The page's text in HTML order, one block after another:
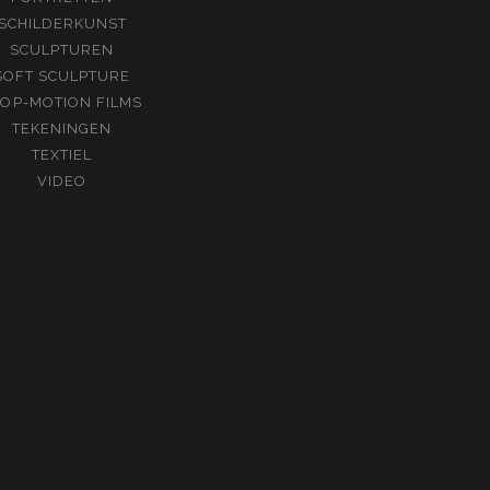
SCULPTUREN
SCULPTURE
MOTION FILMS
TEKENINGEN
TEXTIEL
VIDEO